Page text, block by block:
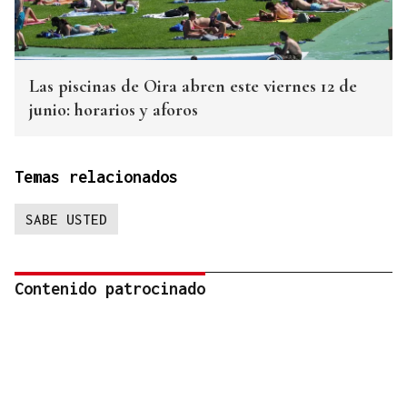
Las piscinas de Oira abren este viernes 12 de
junio: horarios y aforos
Temas relacionados
SABE USTED
Contenido patrocinado